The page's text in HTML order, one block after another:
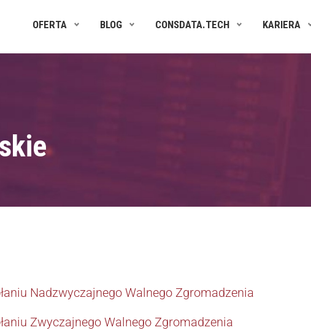
OFERTA BLOG CONSDATA.TECH KARIERA
Nadzwyczajnego Walnego Zgromadzenia
Zwyczajnego Walnego Zgromadzenia